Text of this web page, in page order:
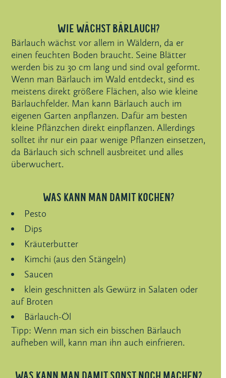
WIE WÄCHST BÄRLAUCH?
Bärlauch wächst vor allem in Wäldern, da er
einen feuchten Boden braucht. Seine Blätter
werden bis zu 30 cm lang und sind oval geformt.
Wenn man Bärlauch im Wald entdeckt, sind es
meistens direkt größere Flächen, also wie kleine
Bärlauchfelder. Man kann Bärlauch auch im
eigenen Garten anpflanzen. Dafür am besten
kleine Pflänzchen direkt einpflanzen. Allerdings
solltet ihr nur ein paar wenige Pflanzen einsetzen,
da Bärlauch sich schnell ausbreitet und alles
überwuchert.
WAS KANN MAN DAMIT KOCHEN?
Pesto
Dips
Kräuterbutter
Kimchi (aus den Stängeln)
Saucen
klein geschnitten als Gewürz in Salaten oder
auf Broten
Bärlauch-Öl
Tipp: Wenn man sich ein bisschen Bärlauch
aufheben will, kann man ihn auch einfrieren.